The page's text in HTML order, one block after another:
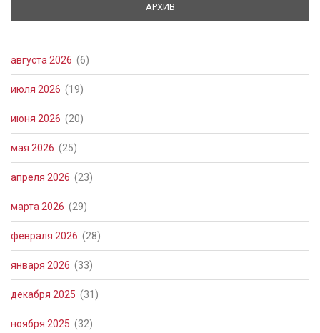
АРХИВ
августа 2026 (6)
июля 2026 (19)
июня 2026 (20)
мая 2026 (25)
апреля 2026 (23)
марта 2026 (29)
февраля 2026 (28)
января 2026 (33)
декабря 2025 (31)
ноября 2025 (32)